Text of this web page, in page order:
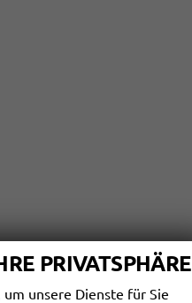
PRIVATSPHÄRE
unsere Dienste für Sie